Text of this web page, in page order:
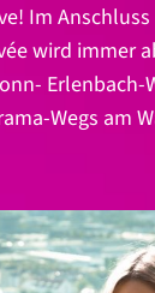
Im
wird immer
Wegs am